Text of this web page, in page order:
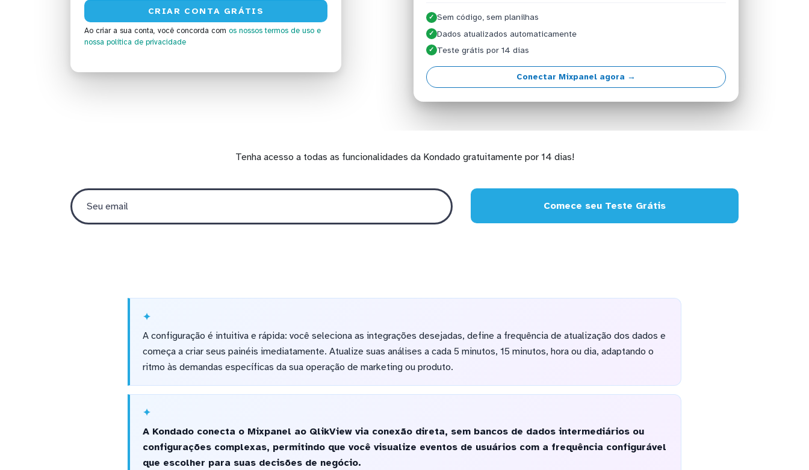
Ao criar a sua conta, você concorda com os nossos termos de uso e
nossa política de privacidade
✓ Sem código, sem planilhas
✓ Dados atualizados automaticamente
✓ Teste grátis por 14 dias
Conectar Mixpanel agora →
Tenha acesso a todas as funcionalidades da Kondado gratuitamente por 14 dias!
Comece seu Teste Grátis
A configuração é intuitiva e rápida: você seleciona as integrações desejadas, define a frequência de atualização dos dados e
começa a criar seus painéis imediatamente. Atualize suas análises a cada 5 minutos, 15 minutos, hora ou dia, adaptando o
ritmo às demandas específicas da sua operação de marketing ou produto.
A Kondado conecta o Mixpanel ao QlikView via conexão direta, sem bancos de dados intermediários ou
configurações complexas, permitindo que você visualize eventos de usuários com a frequência configurável
que escolher para suas decisões de negócio.